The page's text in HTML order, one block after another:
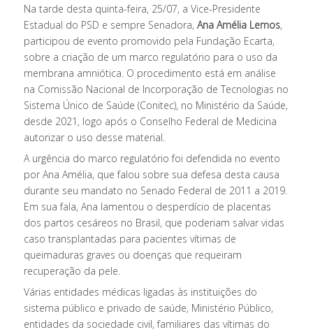
Na tarde desta quinta-feira, 25/07, a Vice-Presidente
Estadual do PSD e sempre Senadora,Ana Amélia Lemos,
participou de evento promovido pela Fundação Ecarta,
sobre a criação de um marco regulatório para o uso da
membrana amniótica. O procedimento está em análise
na Comissão Nacional de Incorporação de Tecnologias no
Sistema Único de Saúde (Conitec), no Ministério da Saúde,
desde 2021, logo após o Conselho Federal de Medicina
autorizar o uso desse material.
A urgência do marco regulatório foi defendida no evento
por Ana Amélia, que falou sobre sua defesa desta causa
durante seu mandato no Senado Federal de 2011 a 2019.
Em sua fala, Ana lamentou o desperdício de placentas
dos partos cesáreos no Brasil, que poderiam salvar vidas
caso transplantadas para pacientes vítimas de
queimaduras graves ou doenças que requeiram
recuperação da pele.
Várias entidades médicas ligadas às instituições do
sistema público e privado de saúde, Ministério Público,
entidades da sociedade civil, familiares das vítimas do